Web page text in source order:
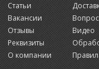
Статьи
Вакансии
Отзывы
Реквизиты
О компании
Видео